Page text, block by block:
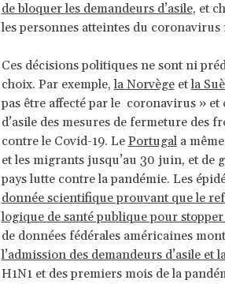
de bloquer les demandeurs d’asile, et
les personnes atteintes du coronavirus
Ces décisions politiques ne sont ni
choix. Par exemple,la Norvègeetla
pas être affecté par le coronavirus »
d’asile des mesures de fermeture des
contre le Covid-19. Le Portugala
et les migrants jusqu’au 30 juin, et de
pays lutte contre la pandémie. Les
donnée scientifique prouvant que le
logique de santé publique pour
de données fédérales américaines
l’admission des demandeurs d’asile et
H1N1 et des premiers mois de la